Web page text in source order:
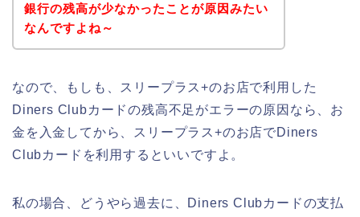
銀行の残高が少なかったことが原因みたい
なんですよね～
なので、もしも、スリープラス+のお店で利用した
Diners Clubカードの残高不足がエラーの原因なら、お
金を入金してから、スリープラス+のお店でDiners
Clubカードを利用するといいですよ。
私の場合、どうやら過去に、Diners Clubカードの支払